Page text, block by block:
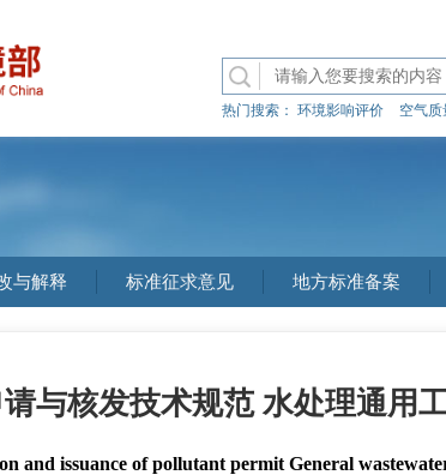
热门搜索： 环境影响评价 空气质
与解释 标准征求意见 地方标准备案
与核发技术规范 水处理通用
and issuance of pollutant permit General